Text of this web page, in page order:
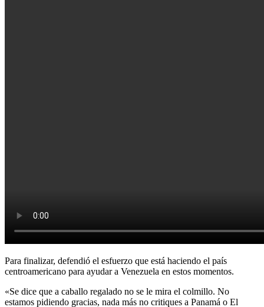
Para finalizar, defendió el esfuerzo que está haciendo el país
centroamericano para ayudar a Venezuela en estos momentos.
«Se dice que a caballo regalado no se le mira el colmillo. No
estamos pidiendo gracias, nada más no critiques a Panamá o El